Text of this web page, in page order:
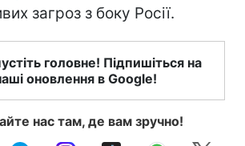
загроз з боку Росії.
головне! Підпишіться на
оновлення в Google!
нас там, де вам зручно!